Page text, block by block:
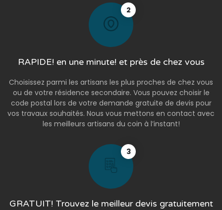
2
RAPIDE! en une minute! et près de chez vous
Choisissez parmi les artisans les plus proches de chez vous
ou de votre résidence secondaire. Vous pouvez choisir le
code postal lors de votre demande gratuite de devis pour
vos travaux souhaités. Nous vous mettons en contact avec
les meilleurs artisans du coin à l’instant!
3
GRATUIT! Trouvez le meilleur devis gratuitement